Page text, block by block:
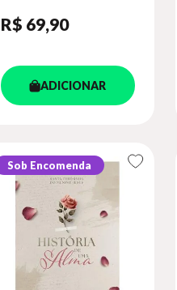
R$ 69,90
ADICIONAR
Sob Encomenda